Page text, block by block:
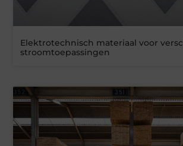
Elektrotechnisch materiaal voor
stroomtoepassingen